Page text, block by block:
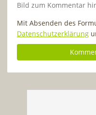
Bild zum Kommentar
Mit Absenden des
Datenschutzerklärung